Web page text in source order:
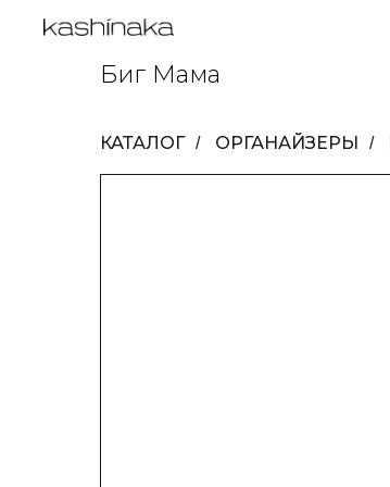
Биг Мама
КАТАЛОГ / ОРГАНАЙЗЕРЫ /